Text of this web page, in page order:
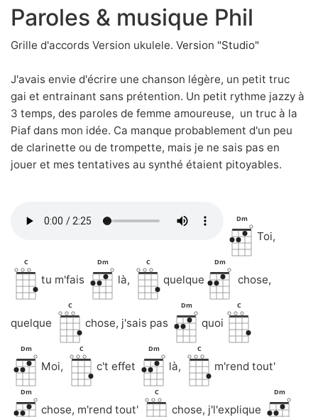
Paroles & musique Phil
Grille d'accords Version ukulele. Version "Studio"
J'avais envie d'écrire une chanson légère, un petit truc
gai et entrainant sans prétention. Un petit rythme jazzy à
3 temps, des paroles de femme amoureuse, un truc à la
Piaf dans mon idée. Ca manque probablement d'un peu
de clarinette ou de trompette, mais je ne sais pas en
jouer et mes tentatives au synthé étaient pitoyables.
Dm
Toi,
C
tu m'fais
Dm
là,
C
quelque
Dm
chose,
quelque
C
chose, j'sais pas
Dm
quoi
C
Dm
Moi,
C
c't effet
Dm
là,
C
m'rend tout'
Dm
chose, m'rend tout'
C
chose, j'l'explique
Dm